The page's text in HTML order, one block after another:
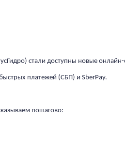
стали доступны новые онлайн-
платежей (СБП) и SberPay.
пошагово: